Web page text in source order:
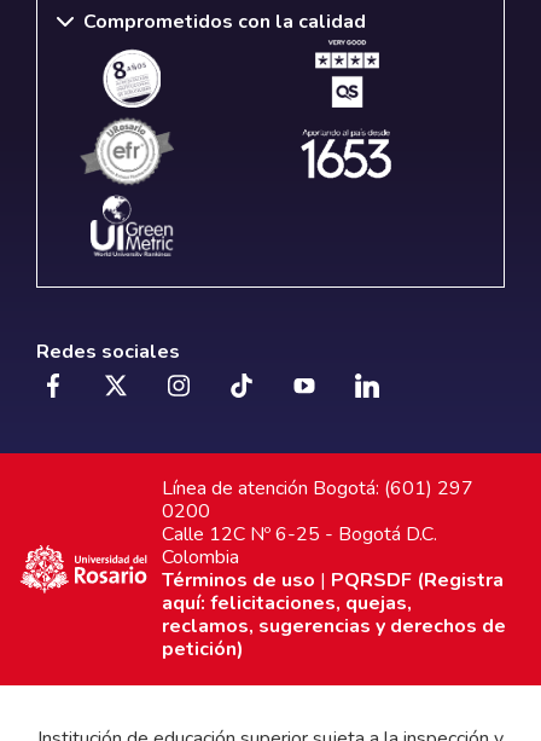
Comprometidos con la calidad
Redes sociales
Línea de atención Bogotá: (601) 297
0200
Calle 12C Nº 6-25 - Bogotá D.C.
Colombia
Términos de uso | PQRSDF (Registra
aquí: felicitaciones, quejas,
reclamos, sugerencias y derechos de
petición)